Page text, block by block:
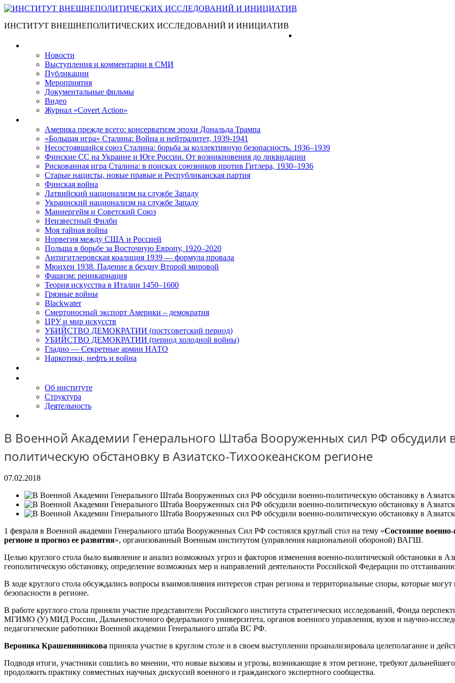
ИНСТИТУТ ВНЕШНЕПОЛИТИЧЕСКИХ ИССЛЕДОВАНИЙ И ИНИЦИАТИВ
Новости
Выступления и коммента­рии в СМИ
Публикации
Мероприятия
Документальные фильмы
Видео
Журнал «Covert Action»
Америка прежде всего: консерватизм эпохи Дональда Трампа
«Большая игра» Сталина: Война и нейтралитет, 1939-1941
Несостоявшийся союз Сталина: борьба за коллективную безопасность. 1936–1939
Финские СС на Украине и Юге России. От возникновения до ликвидации
Рискованная игра Сталина: в поисках союзников против Гитлера, 1930–1936
Старые нацисты, новые правые и Республиканская партия
Финская война
Латвийский национализм на службе Западу
Украинский национализм на службе Западу
Маннергейм и Советский Союз
Неизвестный Филби
Моя тайная война
Норвегия между США и Россией
Польша в борьбе за Восточную Европу, 1920–2020
Антигитлеровская коалиция 1939 — формула провала
Мюнхен 1938. Падение в бездну Второй мировой
Фашизм: реинкарнация
Теория искусства в Италии 1450–1600
Грязные войны
Blackwater
Смертоносный экспорт Америки – демократия
ЦРУ и мир искусств
УБИЙСТВО ДЕМОКРАТИИ (постсоветский период)
УБИЙСТВО ДЕМОКРАТИИ (период холодной войны)
Гладио — Секретные армии НАТО
Наркотики, нефть и война
Об институте
Структура
Деятельность
В Военной Академии Генерального Штаба Вооруженных сил РФ обсудили
политическую обстановку в Азиатско-Тихоокеанском регионе
07.02.2018
1 февраля в Военной академии Генерального штаба Вооруженных Сил РФ состоялся круглый стол на тему «Состояние
регионе и прогноз ее развития», организованный Военным институтом (управления национальной обороной) ВАГШ.
Целью круглого стола было выявление и анализ возможных угроз и факторов изменения военно-политической обстановки в
геополитическую обстановку, определение возможных мер и направлений деятельности Российской Федерации по
В ходе круглого стола обсуждались вопросы взаимовлияния интересов стран региона и территориальные споры, которые
безопасности в регионе.
В работе круглого стола приняли участие представители Российского института стратегических исследований, Фонда
МГИМО (У) МИД России, Дальневосточного федерального университета, органов военного управления, вузов и научно-
педагогические работники Военной академии Генерального штаба ВС РФ.
Вероника Крашенинникова приняла участие в круглом столе и в своем выступлении проанализировала целеполагание и
Подводя итоги, участники сошлись во мнении, что новые вызовы и угрозы, возникающие в этом регионе, требуют дальнейшего
продолжить практику совместных научных дискуссий военного и гражданского экспертного сообщества.